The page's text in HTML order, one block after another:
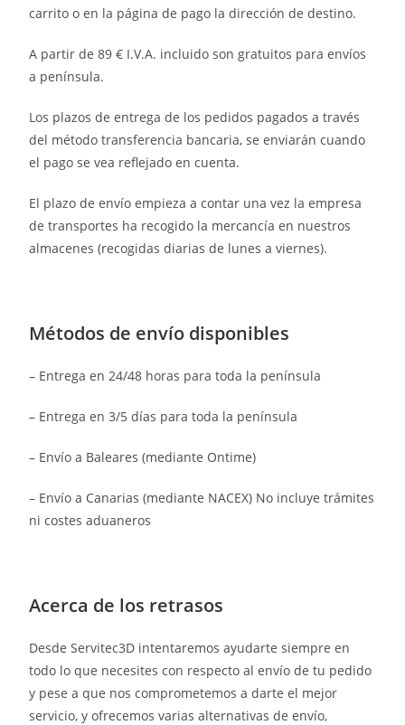
carrito o en la página de pago la dirección de destino.
A partir de 89 € I.V.A. incluido son gratuitos para envíos
a península.
Los plazos de entrega de los pedidos pagados a través
del método transferencia bancaria, se enviarán cuando
el pago se vea reflejado en cuenta.
El plazo de envío empieza a contar una vez la empresa
de transportes ha recogido la mercancía en nuestros
almacenes (recogidas diarias de lunes a viernes).
Métodos de envío disponibles
– Entrega en 24/48 horas para toda la península
– Entrega en 3/5 días para toda la península
– Envío a Baleares (mediante Ontime)
– Envío a Canarias (mediante NACEX) No incluye trámites
ni costes aduaneros
Acerca de los retrasos
Desde Servitec3D intentaremos ayudarte siempre en
todo lo que necesites con respecto al envío de tu pedido
y pese a que nos comprometemos a darte el mejor
servicio, y ofrecemos varias alternativas de envío,